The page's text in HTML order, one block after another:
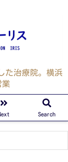
た治療院。横浜
業
Search